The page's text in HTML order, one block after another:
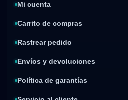
Mi cuenta
Carrito de compras
Rastrear pedido
Envíos y devoluciones
Política de garantías